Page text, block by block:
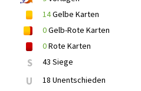
14Gelbe Karten
0Gelb-Rote Karten
0Rote Karten
S 43 Siege
U 18 Unentschieden